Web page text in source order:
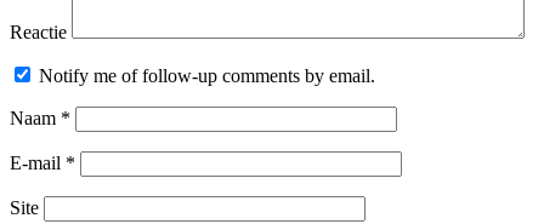
Reactie
Notify me of follow-up comments by email.
Naam *
E-mail *
Site